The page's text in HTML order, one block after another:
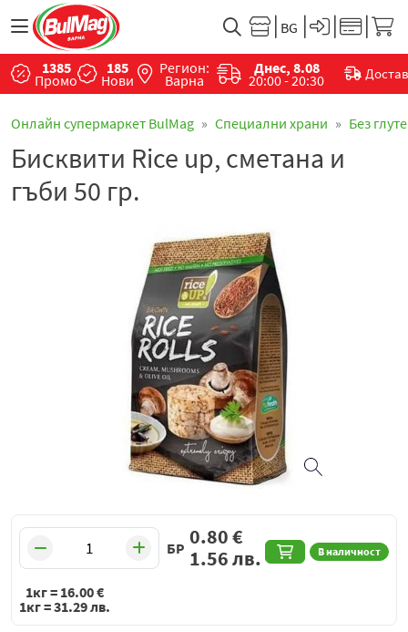
1385
Промо
185
Нови
Регион:
Варна
Днес, 8.08
20:00 - 20:30
Онлайн супермаркет BulMag Специални храни Без
Бисквити Rice up, сметана и
гъби 50 гр.
БР В наличност
0.80€
1.56лв.
1кг = 16.00€
1кг =31.29лв.